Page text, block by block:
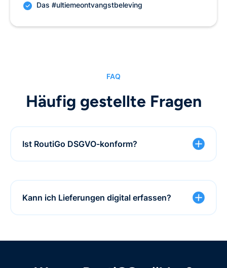
Das #ultiemeontvangstbeleving
FAQ
Häufig gestellte Fragen
Ist RoutiGo DSGVO-konform?
patientenbezogenen Lieferungen optimal
Kann ich Lieferungen digital erfassen?
Notizen.